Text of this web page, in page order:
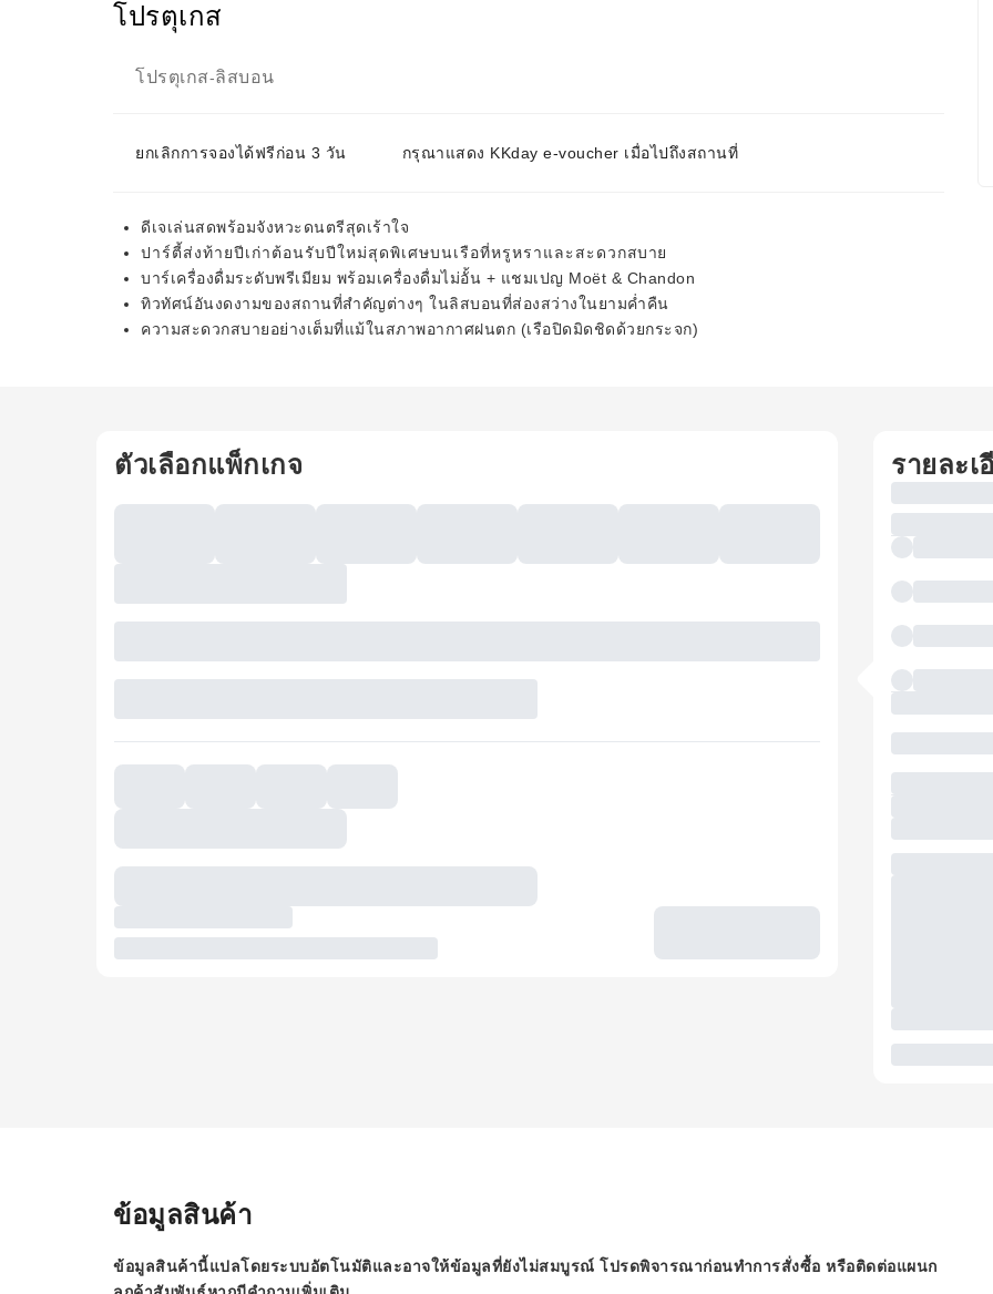
โปรตุเกส
โปรตุเกส-ลิสบอน
ยกเลิกการจองได้ฟรีก่อน 3 วัน กรุณาแสดง KKday e-voucher เมื่อไปถึงสถานที่
ดีเจเล่นสดพร้อมจังหวะดนตรีสุดเร้าใจ
ปาร์ตี้ส่งท้ายปีเก่าต้อนรับปีใหม่สุดพิเศษบนเรือที่หรูหราและสะดวกสบาย
บาร์เครื่องดื่มระดับพรีเมียม พร้อมเครื่องดื่มไม่อั้น + แชมเปญ Moët & Chandon
ทิวทัศน์อันงดงามของสถานที่สำคัญต่างๆ ในลิสบอนที่ส่องสว่างในยามค่ำคืน
ความสะดวกสบายอย่างเต็มที่แม้ในสภาพอากาศฝนตก (เรือปิดมิดชิดด้วยกระจก)
ตัวเลือกแพ็กเกจ รายละเ
ข้อมูลสินค้า
ข้อมูลสินค้านี้แปลโดยระบบอัตโนมัติและอาจให้ข้อมูลที่ยังไม่สมบูรณ์ โปรดพิจารณาก่อนทำการสั่งซื้อ หรือติดต่อแผนก